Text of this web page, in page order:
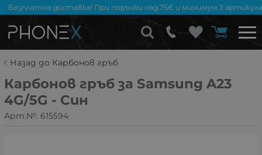
Безплатна доставка! При поръчки над 75€ и минимум 3
Назад до Карбонов гръб
Карбонов гръб за Samsung A23
4G/5G - Син
Арт.№: 615594